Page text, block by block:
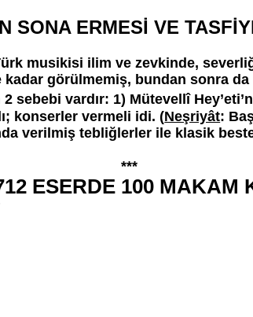
SONA ERMESİ VE
musikisi ilim ve zevkinde,
kadar görülmemiş, bundan sonra
2 sebebi vardır: 1) Mütevellî
konserler vermeli idi. (Neşriyât:
verilmiş tebliğlerler ile klasik
ESERDE 100 MAKAM